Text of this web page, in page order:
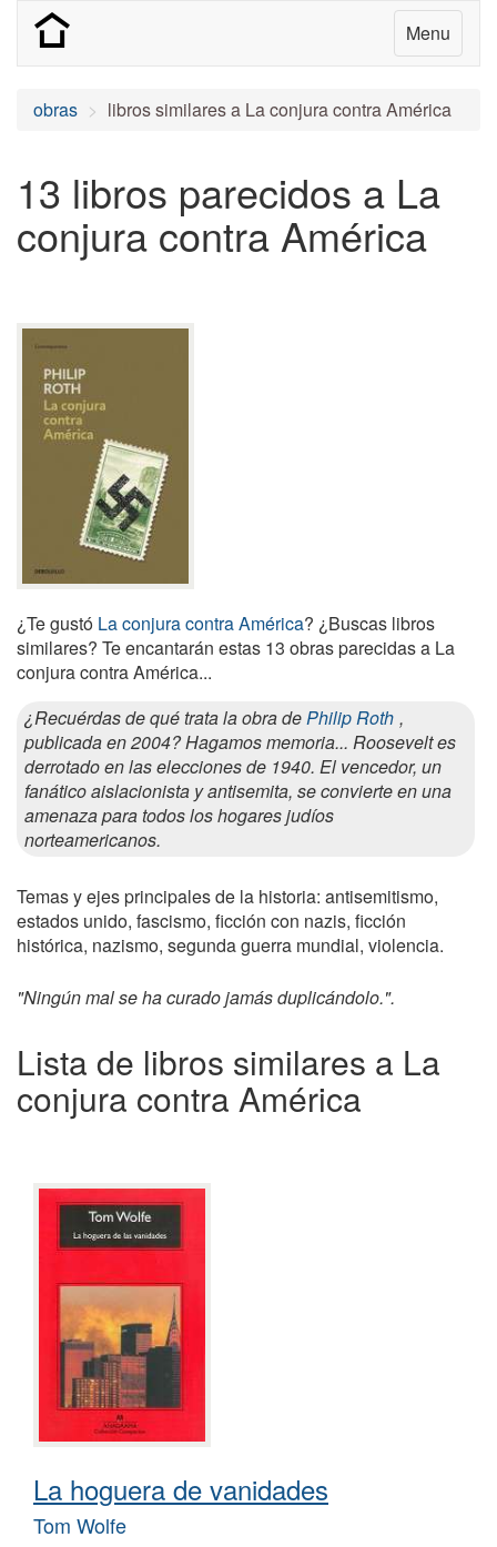
Menu
obras libros similares a La conjura contra América
13 libros parecidos a La
conjura contra América
¿Te gustó La conjura contra América? ¿Buscas libros
similares? Te encantarán estas 13 obras parecidas a La
conjura contra América...
¿Recuérdas de qué trata la obra dePhilip Roth ,
publicada en 2004? Hagamos memoria... Roosevelt es
derrotado en las elecciones de 1940. El vencedor, un
fanático aislacionista y antisemita, se convierte en una
amenaza para todos los hogares judíos
norteamericanos.
Temas y ejes principales de la historia: antisemitismo,
estados unido, fascismo, ficción con nazis, ficción
histórica, nazismo, segunda guerra mundial, violencia.
"Ningún mal se ha curado jamás duplicándolo.".
Lista de libros similares a La
conjura contra América
La hoguera de vanidades
Tom Wolfe